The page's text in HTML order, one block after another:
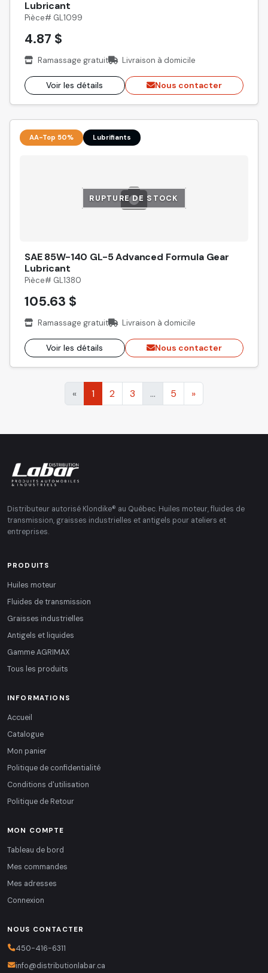
Lubricant
Pièce# GL1099
4.87 $
Ramassage gratuit Livraison à domicile
Voir les détails Nous contacter
AA-Top 50% Lubrifiants
RUPTURE DE STOCK
SAE 85W-140 GL-5 Advanced Formula Gear
Lubricant
Pièce# GL1380
105.63 $
Ramassage gratuit Livraison à domicile
Voir les détails Nous contacter
« 1 2 3 ... 5 »
Distributeur autorisé Klondike® au Québec. Huiles moteur, fluides de
transmission, graisses industrielles et antigels pour ateliers et
entreprises.
PRODUITS
Huiles moteur
Fluides de transmission
Graisses industrielles
Antigels et liquides
Gamme AGRIMAX
Tous les produits
INFORMATIONS
Accueil
Catalogue
Mon panier
Politique de confidentialité
Conditions d'utilisation
Politique de Retour
MON COMPTE
Tableau de bord
Mes commandes
Mes adresses
Connexion
NOUS CONTACTER
450-416-6311
info@distributionlabar.ca